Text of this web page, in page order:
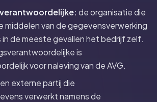
de organisatie die
middelen van de gegevensverwerking
de meeste gevallen het bedrijf zelf.
is
voor naleving van de AVG.
externe partij die
verwerkt namens de